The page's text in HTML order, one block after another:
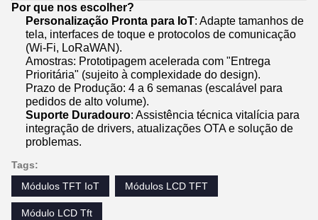
Por que nos escolher?
Personalização Pronta para IoT: Adapte tamanhos de
tela, interfaces de toque e protocolos de comunicação
(Wi-Fi, LoRaWAN).
Amostras: Prototipagem acelerada com "Entrega
Prioritária" (sujeito à complexidade do design).
Prazo de Produção: 4 a 6 semanas (escalável para
pedidos de alto volume).
Suporte Duradouro: Assistência técnica vitalícia para
integração de drivers, atualizações OTA e solução de
problemas.
Tags:
Módulos TFT IoT
Módulos LCD TFT
Módulo LCD Tft